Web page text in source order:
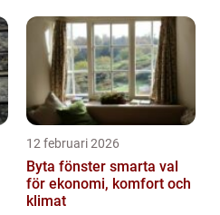
12 februari 2026
Byta fönster smarta val
för ekonomi, komfort och
klimat